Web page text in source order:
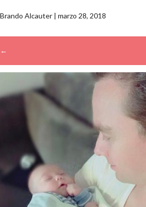
Brando Alcauter | marzo 28, 2018
←